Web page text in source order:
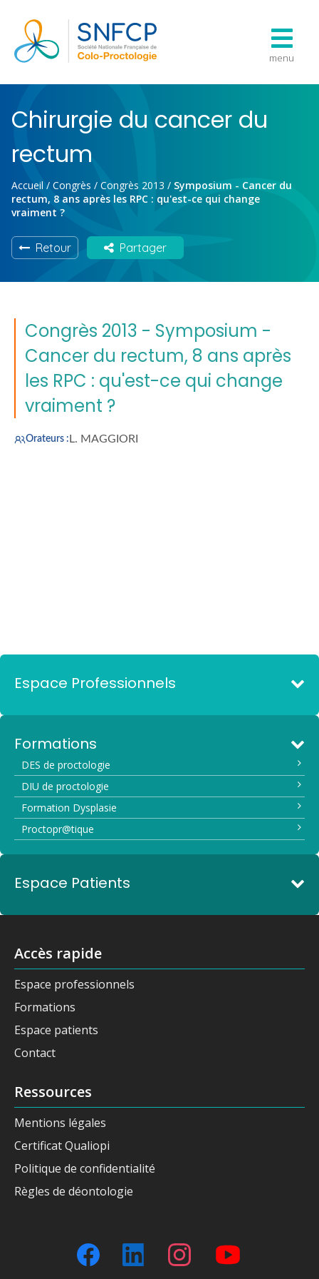
menu
Chirurgie du cancer du
rectum
Accueil / Congrès / Congrès 2013 / Symposium - Cancer du
rectum, 8 ans après les RPC : qu'est-ce qui change
vraiment ?
Retour Partager
Congrès 2013 - Symposium -
Cancer du rectum, 8 ans après
les RPC : qu'est-ce qui change
vraiment ?
Orateurs : L. MAGGIORI
Espace Professionnels
Formations
DES de proctologie
DIU de proctologie
Formation Dysplasie
Proctopr@tique
Espace Patients
Accès rapide
Espace professionnels
Formations
Espace patients
Contact
Ressources
Mentions légales
Certificat Qualiopi
Politique de confidentialité
Règles de déontologie